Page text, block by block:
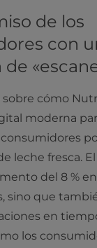
de los
con
sobre cómo
moderna
leche fresca.
del 8 %
sino que
en
los